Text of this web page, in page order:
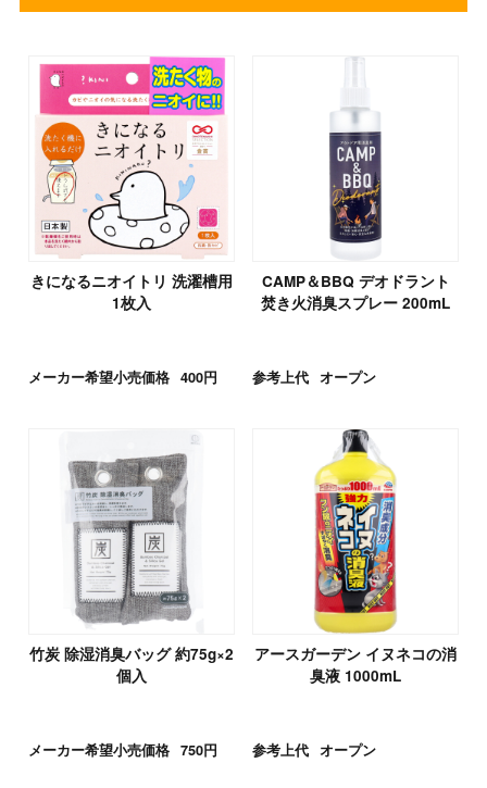
きになるニオイトリ 洗濯槽用
1枚入
メーカー希望小売価格 400円
CAMP＆BBQ デオドラント
焚き火消臭スプレー 200mL
参考上代 オープン
竹炭 除湿消臭バッグ 約75g×2
個入
メーカー希望小売価格 750円
アースガーデン イヌネコの消
臭液 1000mL
参考上代 オープン